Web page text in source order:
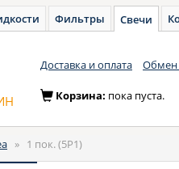
Фильтры Свечи
Доставка и оплата Обмен
Корзина: пока пуста.
» 1 пок. (5P1)